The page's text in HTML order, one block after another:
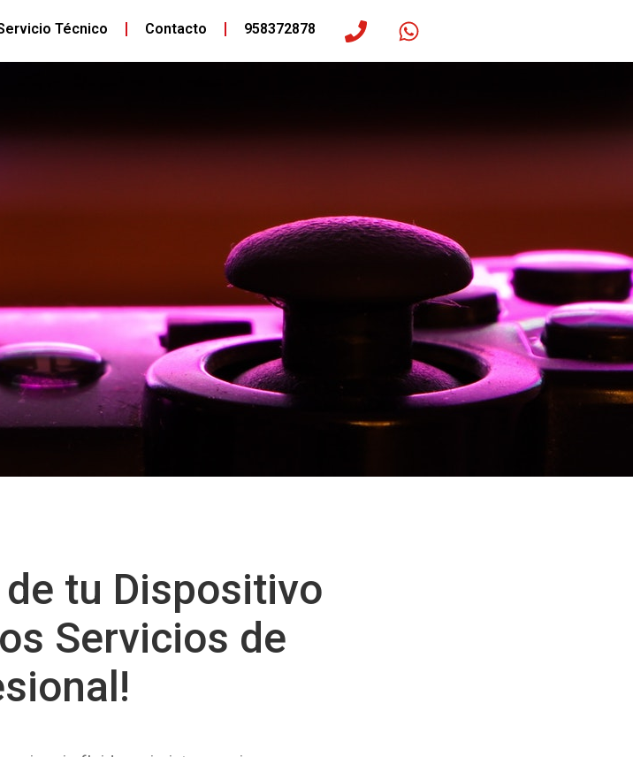
Técnico Contacto 958372878
de tu Dispositivo
Servicios de